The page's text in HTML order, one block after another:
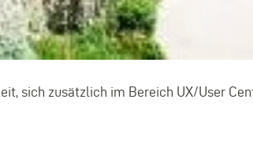
sich zusätzlich im Bereich UX/User